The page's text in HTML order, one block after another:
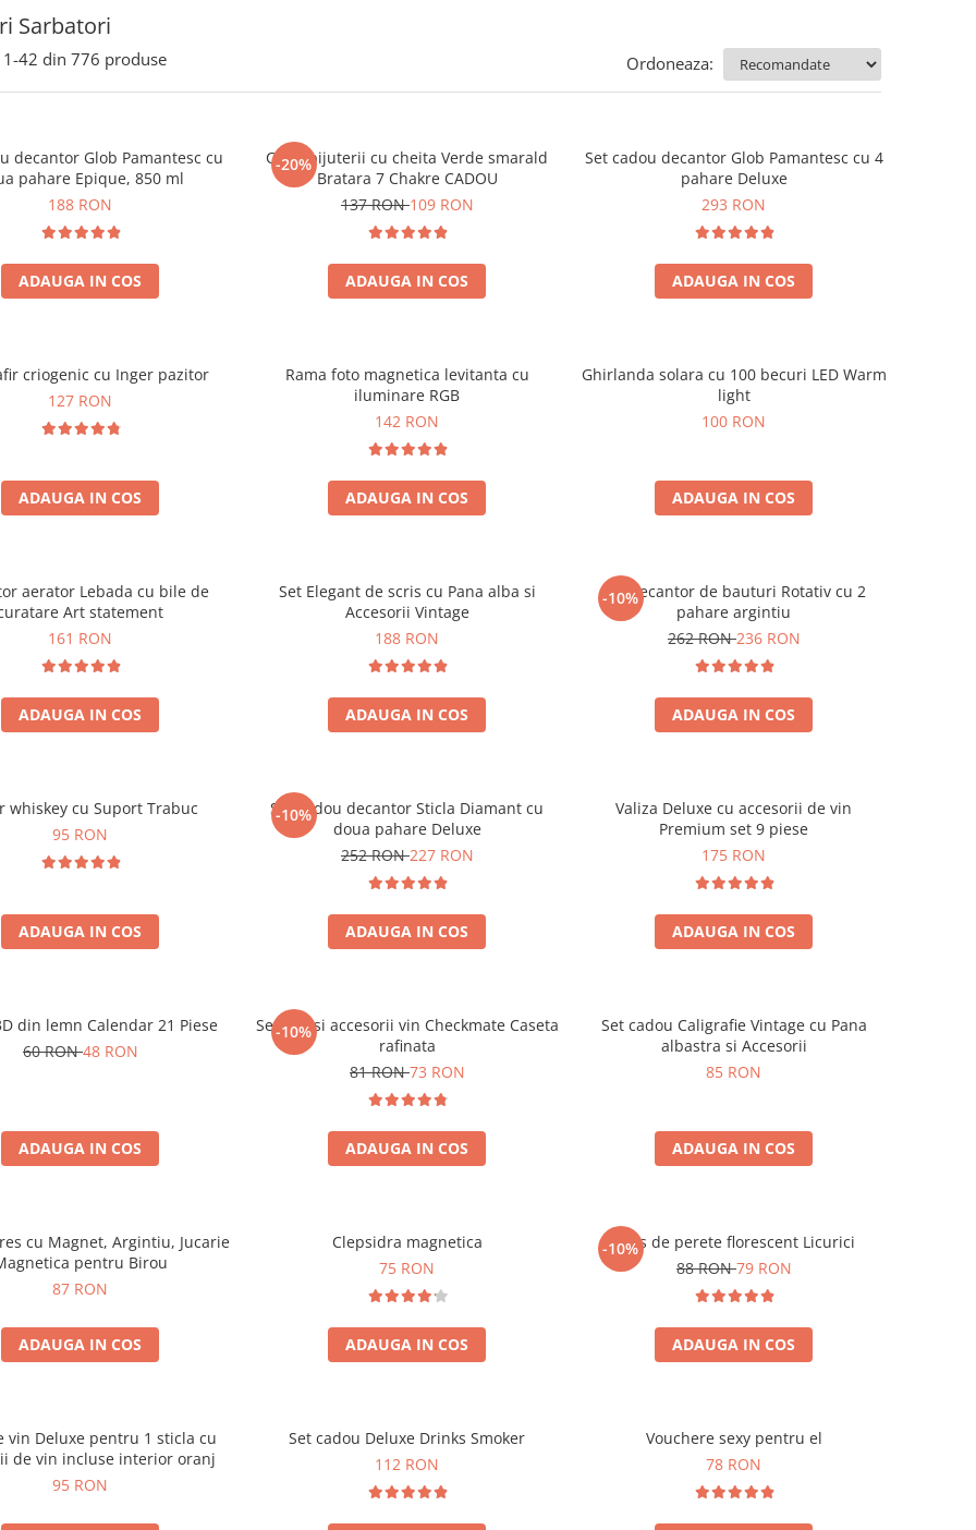
Sarbatori
1-42 din 776 produse Ordoneaza:
decantor Glob Pamantesc cu
pahare Epique, 850 ml
188 RON
ADAUGA IN COS
-20%
Cutie bijuterii cu cheita Verde smarald
Bratara 7 Chakre CADOU
137 RON109 RON
ADAUGA IN COS
Set cadou decantor Glob Pamantesc cu 4
pahare Deluxe
293 RON
ADAUGA IN COS
criogenic cu Inger pazitor
127 RON
ADAUGA IN COS
Rama foto magnetica levitanta cu
iluminare RGB
142 RON
ADAUGA IN COS
Ghirlanda solara cu 100 becuri LED Warm
light
100 RON
ADAUGA IN COS
aerator Lebada cu bile de
Art statement
161 RON
ADAUGA IN COS
Set Elegant de scris cu Pana alba si
Accesorii Vintage
188 RON
ADAUGA IN COS
-10%
Set Decantor de bauturi Rotativ cu 2
pahare argintiu
262 RON236 RON
ADAUGA IN COS
whiskey cu Suport Trabuc
95 RON
ADAUGA IN COS
-10%
Set cadou decantor Sticla Diamant cu
doua pahare Deluxe
252 RON227 RON
ADAUGA IN COS
Valiza Deluxe cu accesorii de vin
Premium set 9 piese
175 RON
ADAUGA IN COS
din lemn Calendar 21 Piese
60 RON48 RON
ADAUGA IN COS
-10%
Set sah si accesorii vin Checkmate Caseta
rafinata
81 RON73 RON
ADAUGA IN COS
Set cadou Caligrafie Vintage cu Pana
albastra si Accesorii
85 RON
ADAUGA IN COS
cu Magnet, Argintiu, Jucarie
pentru Birou
87 RON
ADAUGA IN COS
Clepsidra magnetica
75 RON
ADAUGA IN COS
-10%
Ceas de perete florescent Licurici
88 RON79 RON
ADAUGA IN COS
vin Deluxe pentru 1 sticla cu
de vin incluse interior oranj
95 RON
Set cadou Deluxe Drinks Smoker
112 RON
Vouchere sexy pentru el
78 RON